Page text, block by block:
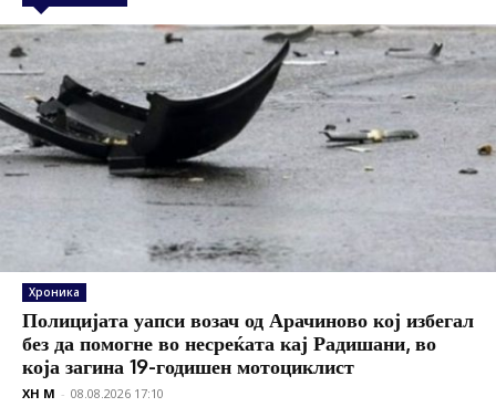
Хроника
Полицијата уапси возач од Арачиново кој избегал
без да помогне во несреќата кај Радишани, во
која загина 19-годишен мотоциклист
XH M - 08.08.2026 17:10